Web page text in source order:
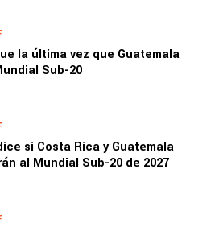
la última vez que Guatemala
Sub-20
si Costa Rica y Guatemala
al Mundial Sub-20 de 2027